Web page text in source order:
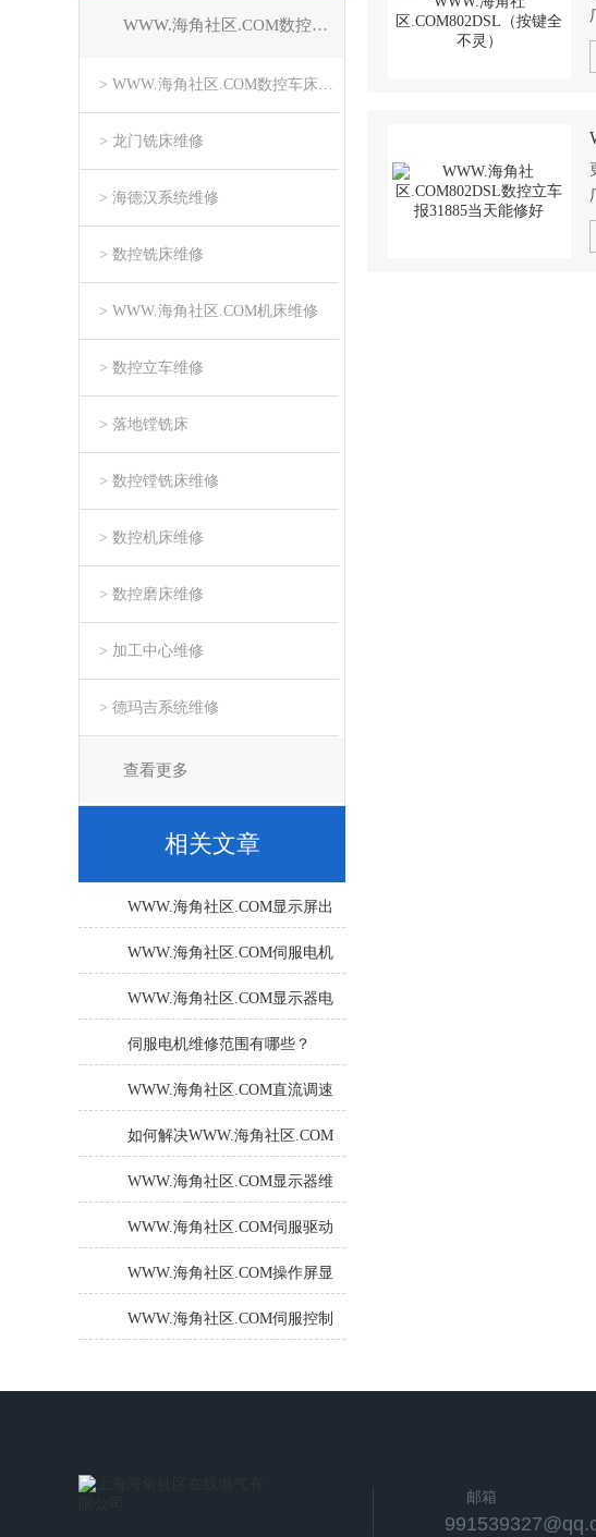
WWW.海角社区.COM数控系统维修
> WWW.海角社区.COM数控车床维修
> 龙门铣床维修
> 海德汉系统维修
> 数控铣床维修
> WWW.海角社区.COM机床维修
> 数控立车维修
> 落地镗铣床
> 数控镗铣床维修
> 数控机床维修
> 数控磨床维修
> 加工中心维修
> 德玛吉系统维修
查看更多
相关文章
WWW.海角社区.COM显示屏出
现系统崩溃怎么解决
WWW.海角社区.COM伺服电机
常见故障检修处理方法
WWW.海角社区.COM显示器电
源电路故障检测
伺服电机维修范围有哪些？
WWW.海角社区.COM直流调速
器启动报F60104三小时帮你检
如何解决WWW.海角社区.COM
伺服控制器的温度过高问题？
WWW.海角社区.COM显示器维
修中的背光系统检查与修复
WWW.海角社区.COM伺服驱动
器维修小技巧，您都了解吗？
WWW.海角社区.COM操作屏显
示器按键失灵常见故障修理
WWW.海角社区.COM伺服控制
邮箱